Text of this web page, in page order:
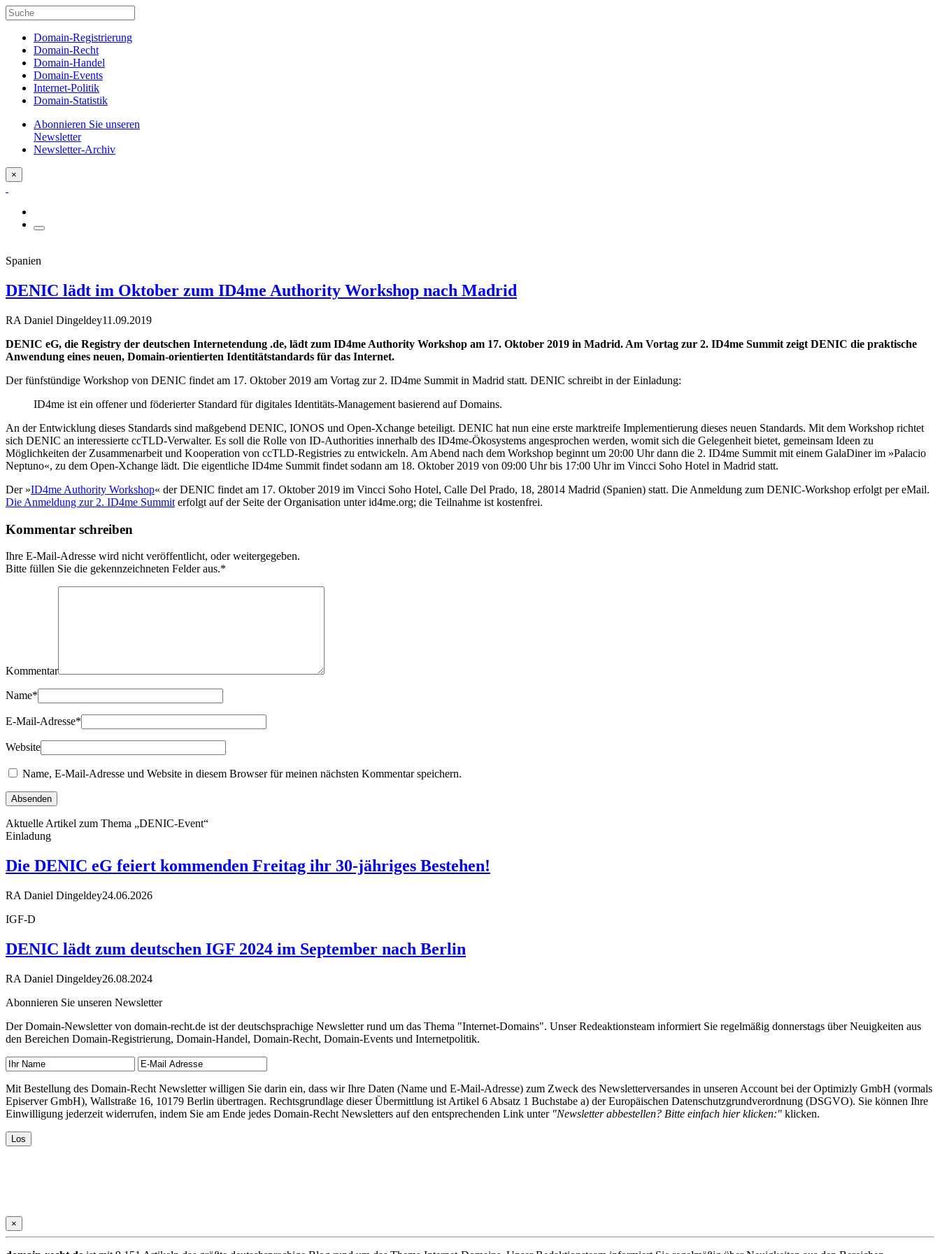
Domain-Registrierung
Domain-Recht
Domain-Handel
Domain-Events
Internet-Politik
Domain-Statistik
Abonnieren Sie unseren
Newsletter
Newsletter-Archiv
×
Spanien
DENIC lädt im Oktober zum ID4me Authority Workshop nach Madrid
RA Daniel Dingeldey11.09.2019
DENIC eG, die Registry der deutschen Internetendung .de, lädt zum ID4me Authority Workshop am 17. Oktober 2019 in Madrid. Am Vortag zur 2. ID4me Summit zeigt DENIC die praktische
Anwendung eines neuen, Domain-orientierten Identitätstandards für das Internet.
Der fünfstündige Workshop von DENIC findet am 17. Oktober 2019 am Vortag zur 2. ID4me Summit in Madrid statt. DENIC schreibt in der Einladung:
ID4me ist ein offener und föderierter Standard für digitales Identitäts-Management basierend auf Domains.
An der Entwicklung dieses Standards sind maßgebend DENIC, IONOS und Open-Xchange beteiligt. DENIC hat nun eine erste marktreife Implementierung dieses neuen Standards. Mit dem Workshop richtet
sich DENIC an interessierte ccTLD-Verwalter. Es soll die Rolle von ID-Authorities innerhalb des ID4me-Ökosystems angesprochen werden, womit sich die Gelegenheit bietet, gemeinsam Ideen zu
Möglichkeiten der Zusammenarbeit und Kooperation von ccTLD-Registries zu entwickeln. Am Abend nach dem Workshop beginnt um 20:00 Uhr dann die 2. ID4me Summit mit einem GalaDiner im »Palacio
Neptuno«, zu dem Open-Xchange lädt. Die eigentliche ID4me Summit findet sodann am 18. Oktober 2019 von 09:00 Uhr bis 17:00 Uhr im Vincci Soho Hotel in Madrid statt.
Der »ID4me Authority Workshop« der DENIC findet am 17. Oktober 2019 im Vincci Soho Hotel, Calle Del Prado, 18, 28014 Madrid (Spanien) statt. Die Anmeldung zum DENIC-Workshop erfolgt per eMail.
Die Anmeldung zur 2. ID4me Summit erfolgt auf der Seite der Organisation unter id4me.org; die Teilnahme ist kostenfrei.
Kommentar schreiben
Ihre E-Mail-Adresse wird nicht veröffentlicht, oder weitergegeben.
Bitte füllen Sie die gekennzeichneten Felder aus.*
Kommentar
Name*
E-Mail-Adresse*
Website
Name, E-Mail-Adresse und Website in diesem Browser für meinen nächsten Kommentar speichern.
Aktuelle Artikel zum Thema „DENIC-Event“
Einladung
Die DENIC eG feiert kommenden Freitag ihr 30-jähriges Bestehen!
RA Daniel Dingeldey24.06.2026
IGF-D
DENIC lädt zum deutschen IGF 2024 im September nach Berlin
RA Daniel Dingeldey26.08.2024
Abonnieren Sie unseren Newsletter
Der Domain-Newsletter von domain-recht.de ist der deutschsprachige Newsletter rund um das Thema "Internet-Domains". Unser Redeaktionsteam informiert Sie regelmäßig donnerstags über Neuigkeiten aus
den Bereichen Domain-Registrierung, Domain-Handel, Domain-Recht, Domain-Events und Internetpolitik.
Mit Bestellung des Domain-Recht Newsletter willigen Sie darin ein, dass wir Ihre Daten (Name und E-Mail-Adresse) zum Zweck des Newsletterversandes in unseren Account bei der Optimizly GmbH (vormals
Episerver GmbH), Wallstraße 16, 10179 Berlin übertragen. Rechtsgrundlage dieser Übermittlung ist Artikel 6 Absatz 1 Buchstabe a) der Europäischen Datenschutzgrundverordnung (DSGVO). Sie können Ihre
Einwilligung jederzeit widerrufen, indem Sie am Ende jedes Domain-Recht Newsletters auf den entsprechenden Link unter "Newsletter abbestellen? Bitte einfach hier klicken:" klicken.
×